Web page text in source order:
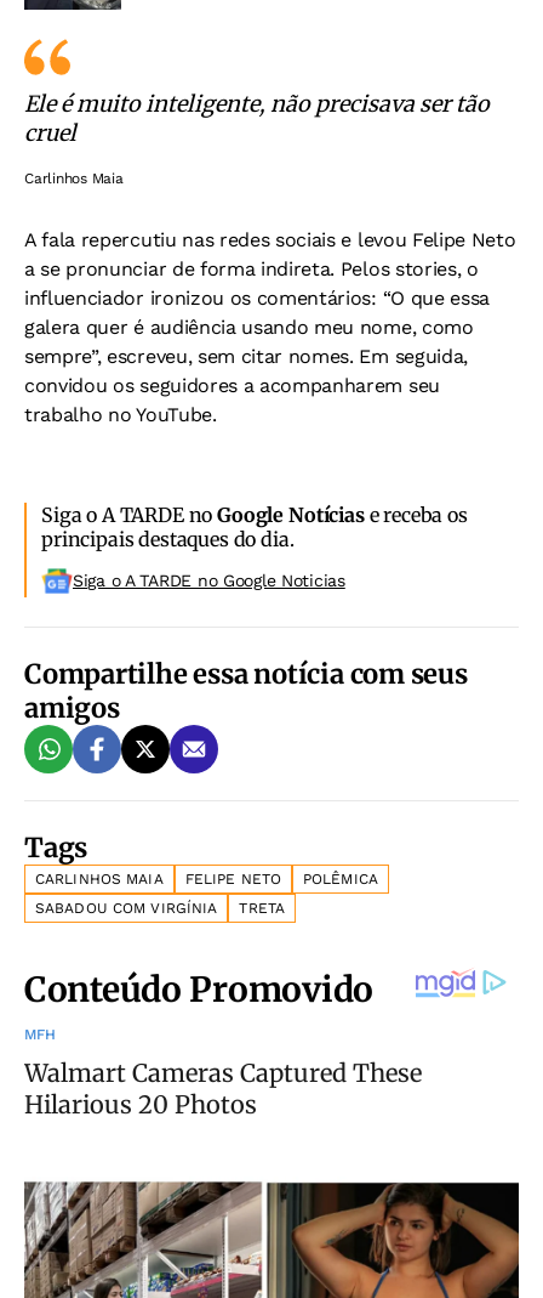
Ele é muito inteligente, não precisava ser tão
cruel
Carlinhos Maia
A fala repercutiu nas redes sociais e levou Felipe Neto
a se pronunciar de forma indireta. Pelos stories, o
influenciador ironizou os comentários: “O que essa
galera quer é audiência usando meu nome, como
sempre”, escreveu, sem citar nomes. Em seguida,
convidou os seguidores a acompanharem seu
trabalho no YouTube.
Siga o A TARDE noGoogle Notíciase receba os
principais destaques do dia.
Siga o A TARDE no Google Noticias
Compartilhe essa notícia com seus
amigos
Tags
CARLINHOS MAIA FELIPE NETO
POLÊMICA
SABADOU COM VIRGÍNIA
TRETA